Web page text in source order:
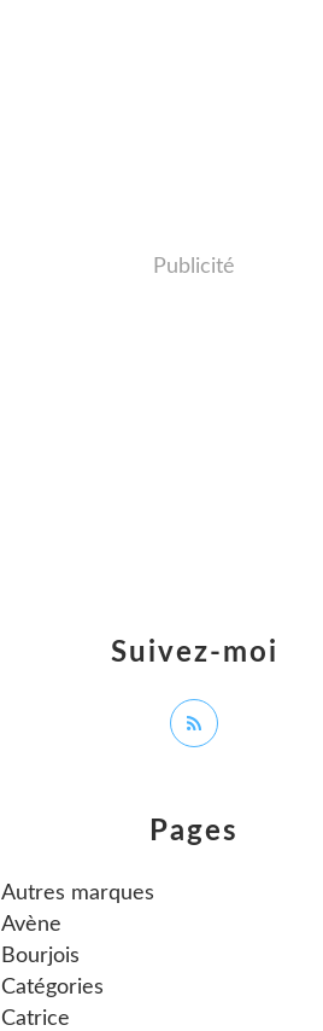
Pages
Autres marques
Avène
Bourjois
Catégories
Catrice
Suivez-moi
Publicité